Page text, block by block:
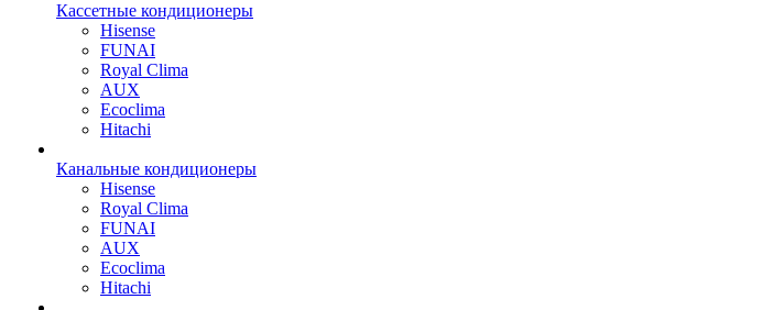
Кассетные кондиционеры
Hisense
FUNAI
Royal Clima
AUX
Ecoclima
Hitachi
Канальные кондиционеры
Hisense
Royal Clima
FUNAI
AUX
Ecoclima
Hitachi